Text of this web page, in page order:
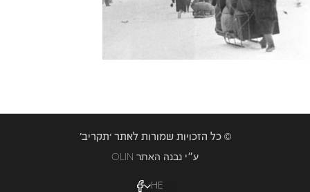
© כל הזכויות שמורות לאתר ‘תקריב’
OLIN ע״י נבנה האתר
HE